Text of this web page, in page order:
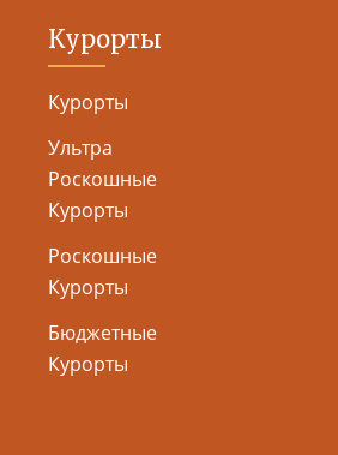
Курорты
Курорты
Ультра
Роскошные
Курорты
Роскошные
Курорты
Бюджетные
Курорты